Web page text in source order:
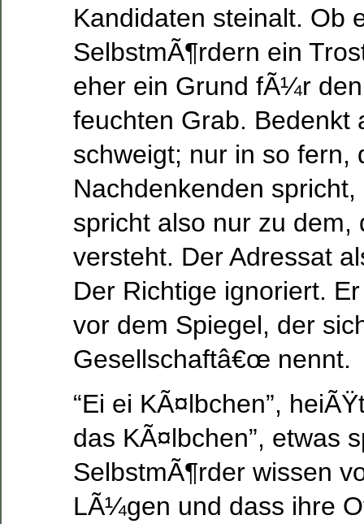
Kandidaten steinalt. Ob
SelbstmÃ¶rdern ein
eher ein Grund fÃ¼r
feuchten Grab. Bedenkt
schweigt; nur in so fern,
Nachdenkenden
spricht also nur zu dem,
versteht. Der Adressat
Der Richtige ignoriert.
vor dem Spiegel, der
Gesellschaftâ€œ nennt.
“Ei ei KÃ¤lbchen”,
das KÃ¤lbchen”, etwas
SelbstmÃ¶rder wissen
LÃ¼gen und dass ihre